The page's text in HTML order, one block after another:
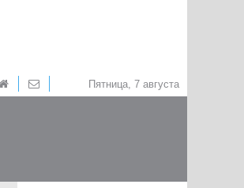
Пятница, 7 августа